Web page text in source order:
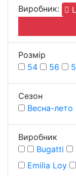
Виробник:
Розмiр
54
56
Сезон
Весна-лето
Виробник
Bugatti
Emilia Loy